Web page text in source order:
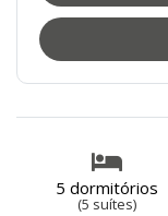
5 dormitórios
(5 suítes)